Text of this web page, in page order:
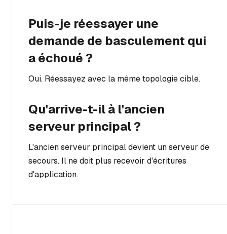
Puis-je réessayer une
demande de basculement qui
a échoué ?
Oui. Réessayez avec la même topologie cible.
Qu'arrive-t-il à l'ancien
serveur principal ?
L'ancien serveur principal devient un serveur de
secours. Il ne doit plus recevoir d'écritures
d'application.